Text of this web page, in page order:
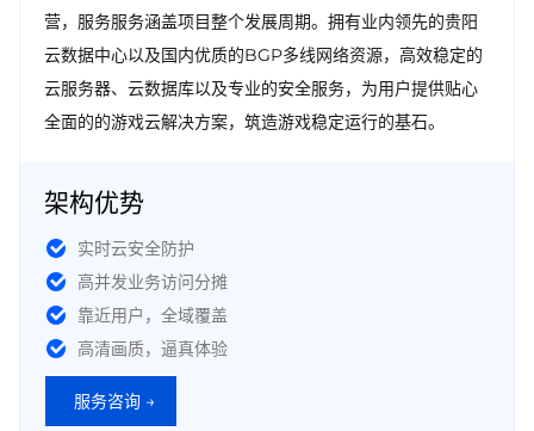
营，服务服务涵盖项目整个发展周期。拥有业内领先的贵阳
云数据中心以及国内优质的BGP多线网络资源，高效稳定的
云服务器、云数据库以及专业的安全服务，为用户提供贴心
全面的的游戏云解决方案，筑造游戏稳定运行的基石。
架构优势
实时云安全防护
高并发业务访问分摊
靠近用户，全域覆盖
高清画质，逼真体验
服务咨询 →